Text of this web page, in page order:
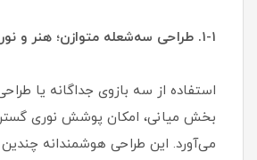
۱-۱. طراحی سه‌شعله متوازن؛ هنر و نور در هم‌آمیخته
استفاده از سه بازوی جداگانه یا
بخش میانی، امکان پوشش نوری
می‌آورد. این طراحی هوشمندانه